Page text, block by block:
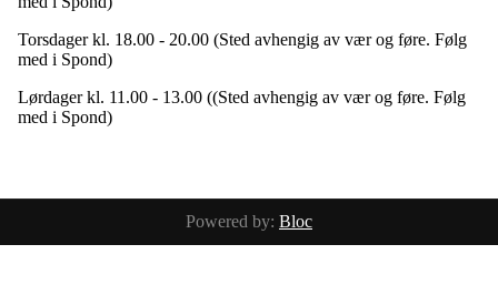
Torsdager kl. 18.00 - 20.00 (Sted avhengig av vær og føre. Følg
med i Spond)
Lørdager kl. 11.00 - 13.00 ((Sted avhengig av vær og føre. Følg
med i Spond)
Powered by: Bloc